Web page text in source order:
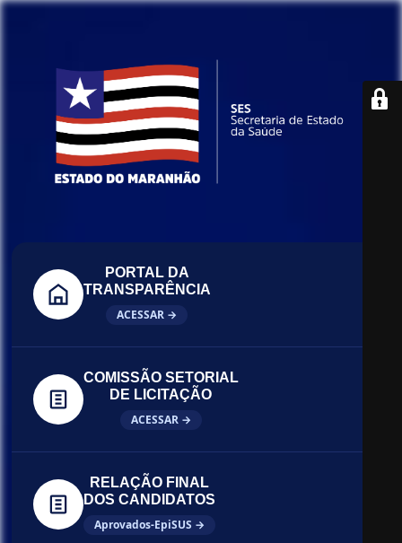
PORTAL DA
TRANSPARÊNCIA
ACESSAR →
COMISSÃO SETORIAL
DE LICITAÇÃO
ACESSAR →
RELAÇÃO FINAL
DOS CANDIDATOS
Aprovados-EpiSUS →